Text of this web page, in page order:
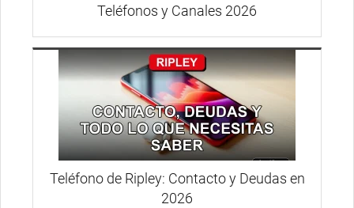
Teléfonos y Canales 2026
Teléfono de Ripley: Contacto y Deudas en
2026